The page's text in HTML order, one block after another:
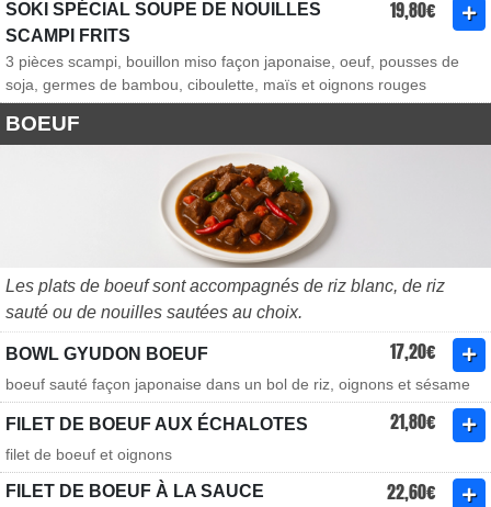
SOKI SPÉCIAL SOUPE DE NOUILLES
SCAMPI FRITS
19,80€
3 pièces scampi, bouillon miso façon japonaise, oeuf, pousses de
soja, germes de bambou, ciboulette, maïs et oignons rouges
BOEUF
Les plats de boeuf sont accompagnés de riz blanc, de riz
sauté ou de nouilles sautées au choix.
BOWL GYUDON BOEUF 17,20€
boeuf sauté façon japonaise dans un bol de riz, oignons et sésame
FILET DE BOEUF AUX ÉCHALOTES 21,80€
filet de boeuf et oignons
FILET DE BOEUF À LA SAUCE
22,60€